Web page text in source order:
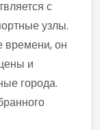
с
узлы.
времени, он
и
города.